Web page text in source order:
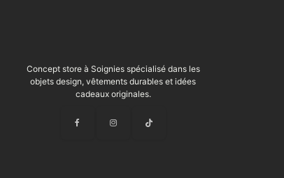
Concept store à Soignies spécialisé dans les
objets design, vêtements durables et idées
cadeaux originales.